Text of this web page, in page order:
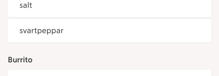
salt
svartpeppar
Burrito